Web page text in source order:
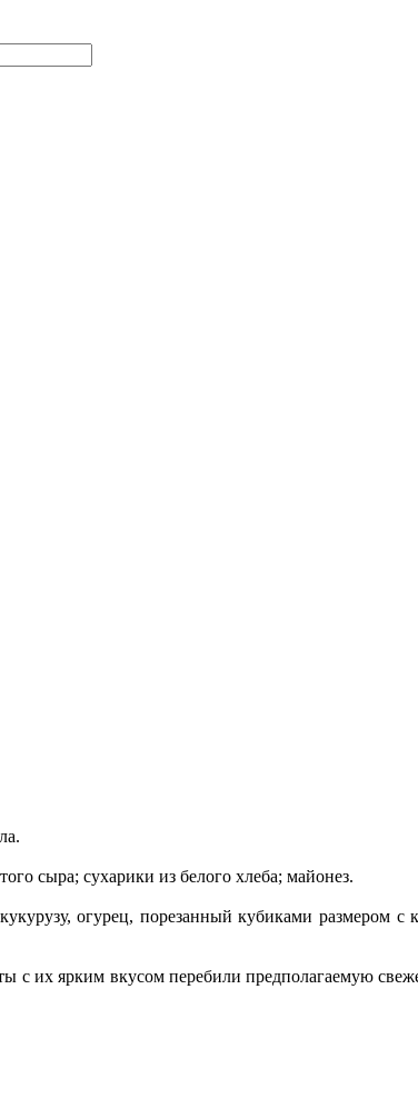
сыра; сухарики из белого хлеба; майонез.
огурец, порезанный кубиками размером с
с их ярким вкусом перебили предполагаемую